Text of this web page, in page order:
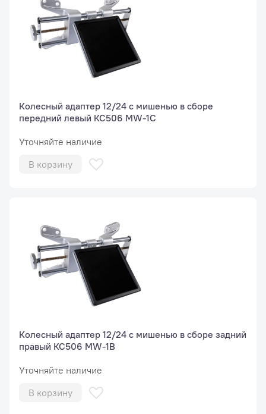
Колесный адаптер 12/24 с мишенью в сборе
передний левый КС506 MW-1C
Уточняйте наличие
В корзину
Колесный адаптер 12/24 с мишенью в сборе задний
правый КС506 MW-1B
Уточняйте наличие
В корзину